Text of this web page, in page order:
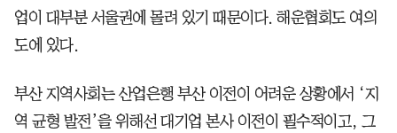
업이 대부분 서울권에 몰려 있기 때문이다. 해운협회도 여의
도에 있다.
부산 지역사회는 산업은행 부산 이전이 어려운 상황에서 ‘지
역 균형 발전’을 위해선 대기업 본사 이전이 필수적이고, 그